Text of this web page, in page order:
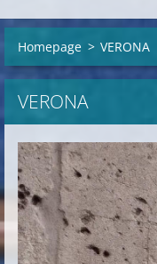
Homepage > VERONA
VERONA